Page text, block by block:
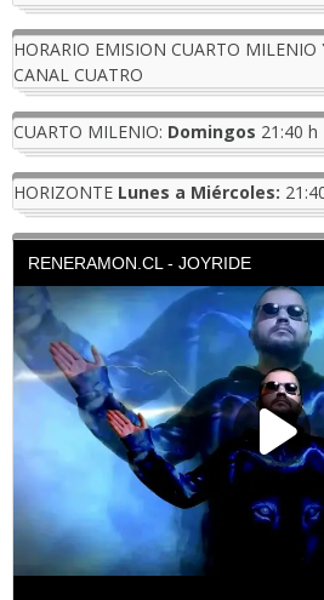
HORARIO EMISION CUARTO MILENIO
CANAL CUATRO
CUARTO MILENIO: Domingos 21:40 h
HORIZONTE Lunes a Miércoles: